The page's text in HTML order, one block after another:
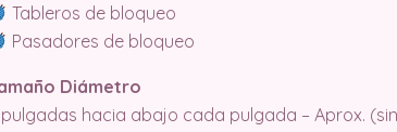
Tableros de bloqueo
Pasadores de bloqueo
Diámetro
pulgadas hacia abajo cada pulgada – Aprox.